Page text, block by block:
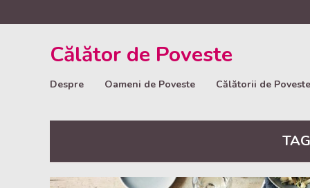
Călător de Poveste
Despre Oameni de Poveste Călătorii de Poveste